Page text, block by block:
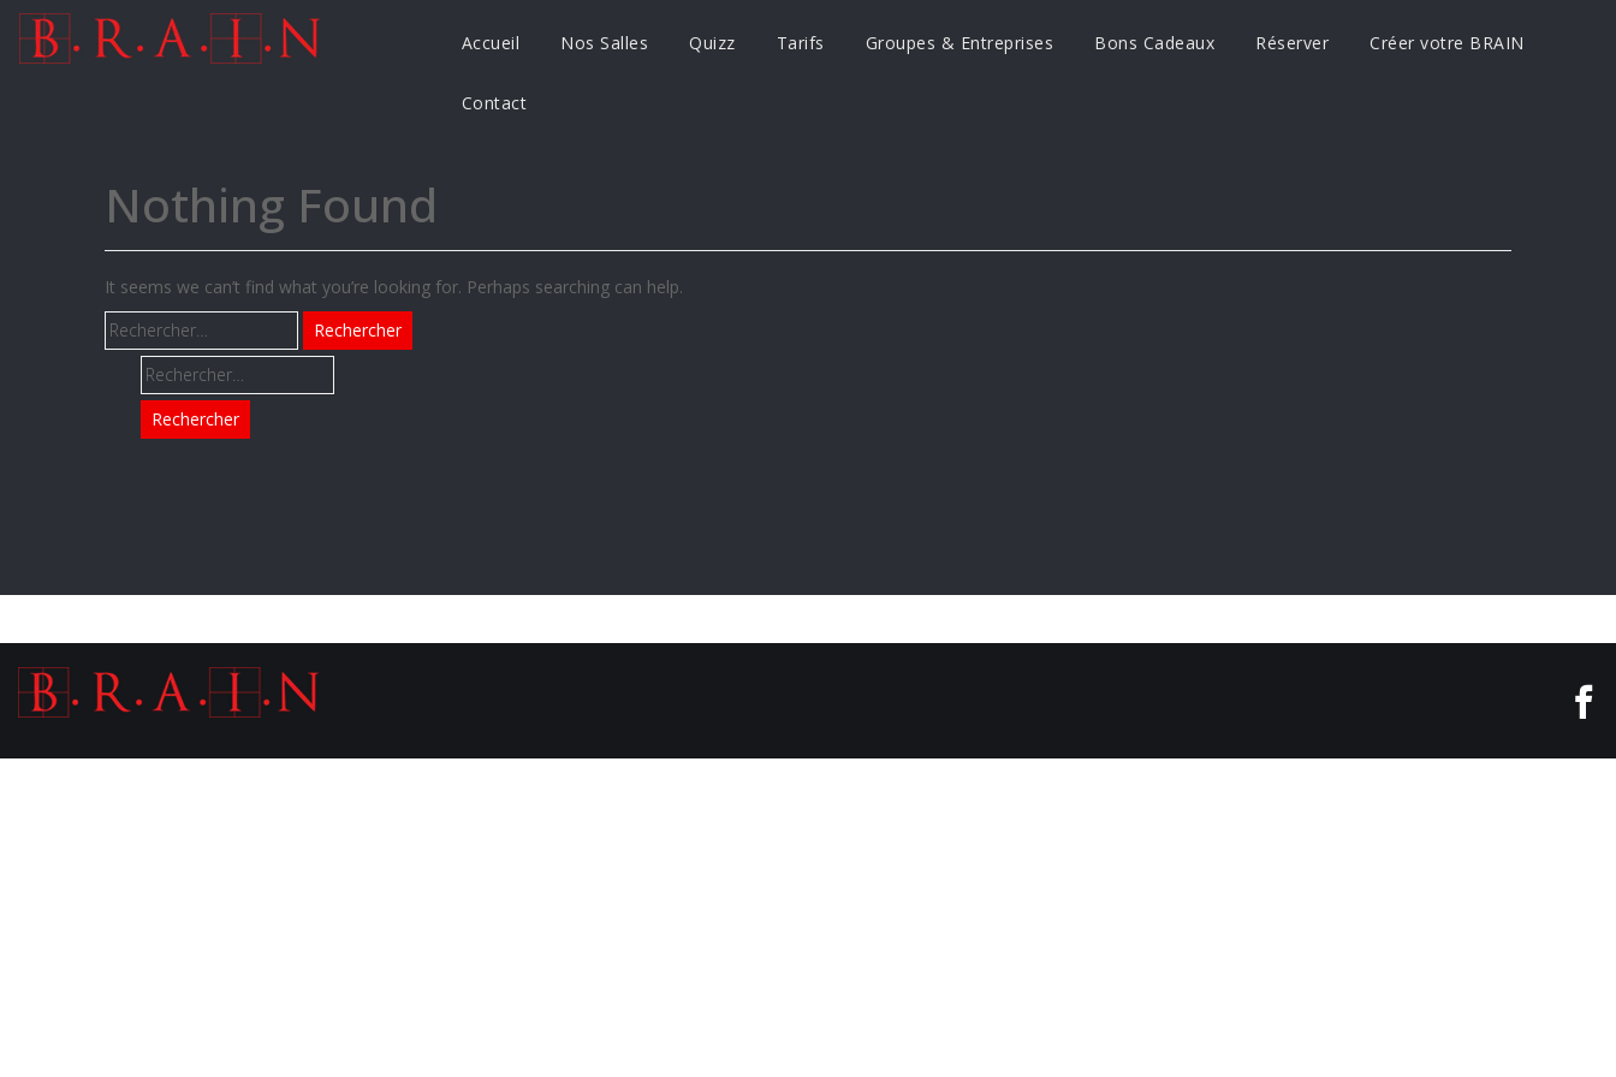
Accueil Nos Salles Quizz Tarifs Groupes & Entreprises Bons Cadeaux Réserver Créer votre BRAIN
Contact
Nothing Found
It seems we can’t find what you’re looking for. Perhaps searching can help.
Rechercher :
Rechercher :